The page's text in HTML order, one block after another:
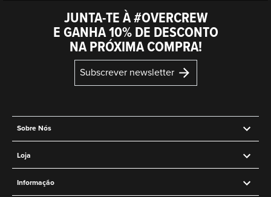
JUNTA-TE À #OVERCREW
E GANHA 10% DE DESCONTO
NA PRÓXIMA COMPRA!
Subscrever newsletter
Sobre Nós
Loja
Informação